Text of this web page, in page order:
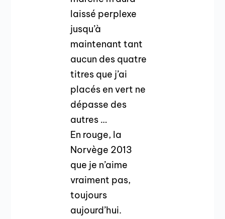
laissé perplexe
jusqu’à
maintenant tant
aucun des quatre
titres que j’ai
placés en vert ne
dépasse des
autres …
En rouge, la
Norvège 2013
que je n’aime
vraiment pas,
toujours
aujourd’hui.